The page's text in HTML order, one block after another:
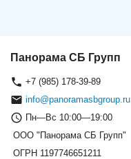
Панорама СБ Групп
+7 (985) 178-39-89
info@panoramasbgroup.ru
Пн—Вс 10:00—19:00
ООО "Панорама СБ Групп"
ОГРН 1197746651211